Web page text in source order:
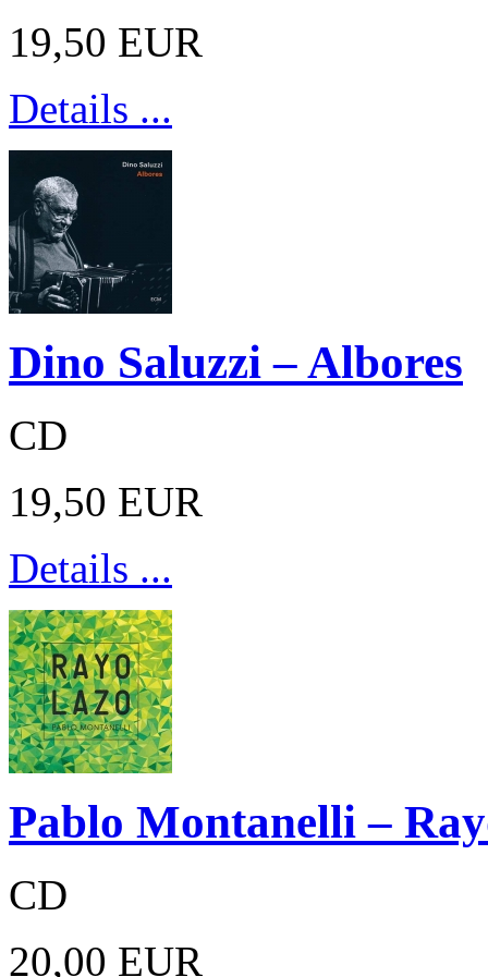
19,50 EUR
Details ...
Dino Saluzzi – Albores
CD
19,50 EUR
Details ...
Pablo Montanelli –
CD
20,00 EUR